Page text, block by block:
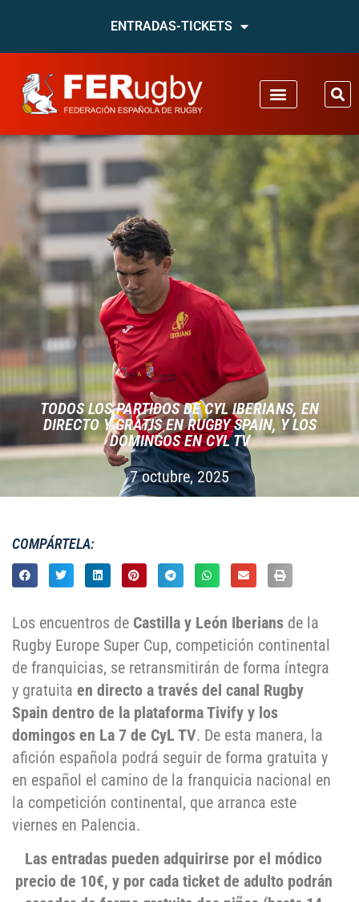
ENTRADAS-TICKETS
TODOS LOS PARTIDOS DE CYL IBERIANS, EN
DIRECTO Y GRATIS EN RUGBY SPAIN, Y LOS
DOMINGOS EN CYL TV
7 octubre, 2025
COMPÁRTELA:
Los encuentros de Castilla y León Iberians de la
Rugby Europe Super Cup, competición continental
de franquicias, se retransmitirán de forma íntegra
y gratuita en directo a través del canal Rugby
Spain dentro de la plataforma Tivify y los
domingos en La 7 de CyL TV. De esta manera, la
afición española podrá seguir de forma gratuita y
en español el camino de la franquicia nacional en
la competición continental, que arranca este
viernes en Palencia.
Las entradas pueden adquirirse por el módico
precio de 10€, y por cada ticket de adulto podrán